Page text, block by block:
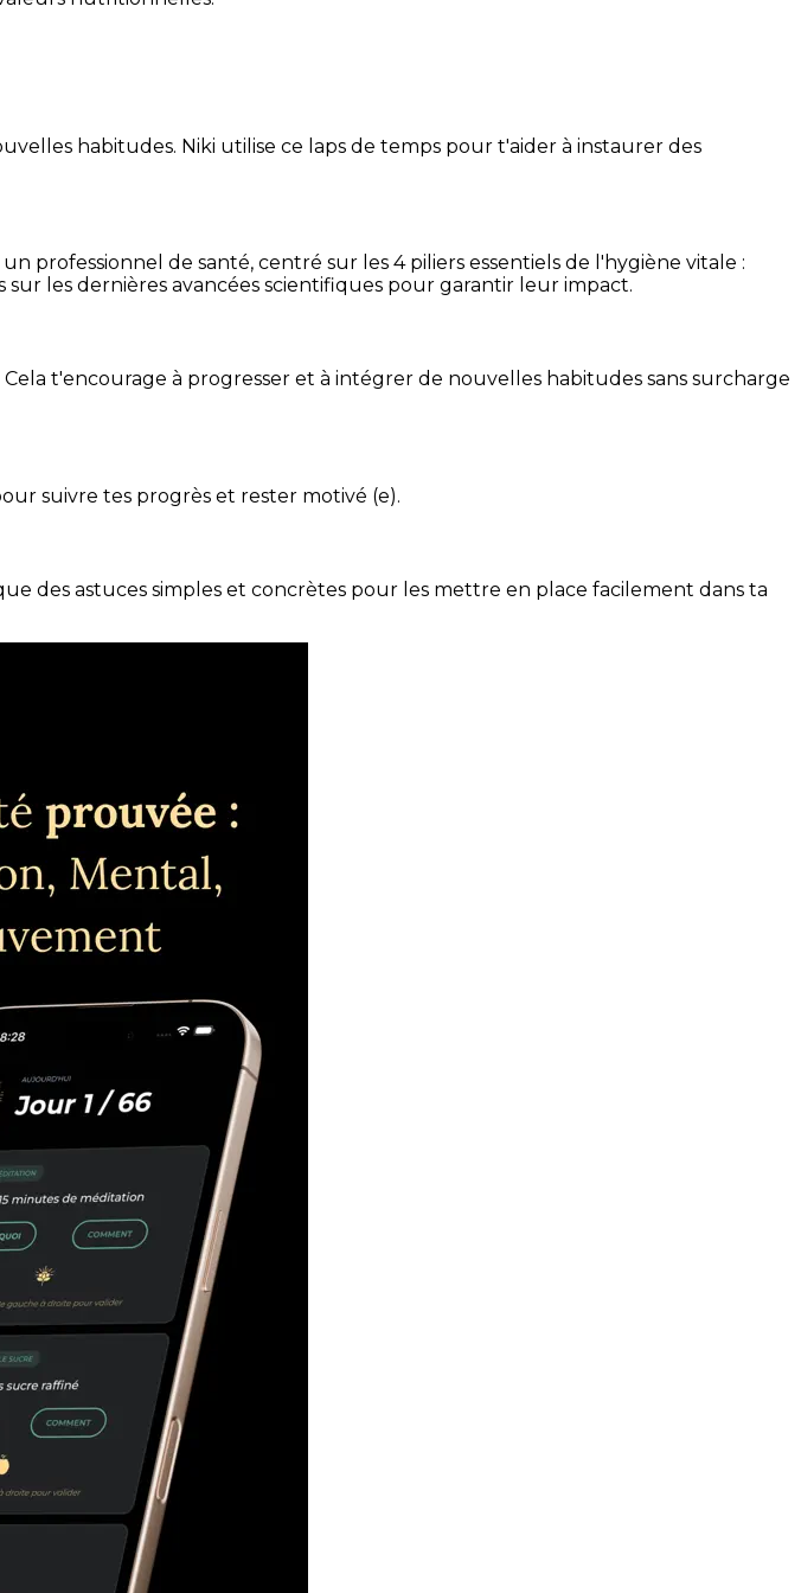
habitudes. Niki utilise ce laps de temps pour t'aider à instaurer des
professionnel de santé, centré sur les 4 piliers essentiels de l'hygiène vitale :
les dernières avancées scientifiques pour garantir leur impact.
t'encourage à progresser et à intégrer de nouvelles habitudes sans surcharge
suivre tes progrès et rester motivé (e).
des astuces simples et concrètes pour les mettre en place facilement dans ta